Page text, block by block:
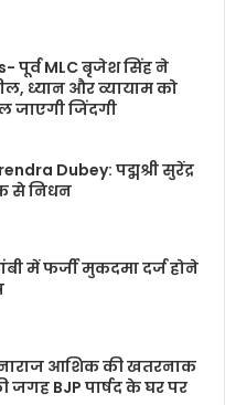
पूर्व MLC बृजेश सिंह ने
ध्यान और व्यायाम को
जाएगी जिंदगी
Dubey: पद्मश्री सुरेंद्र
से निधन
में फर्जी मुकदमा दर्ज होने
नाराज आशिक की खतरनाक
जगह BJP पार्षद के घर पर